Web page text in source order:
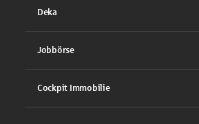
Deka
Jobbörse
Cockpit Immobilie